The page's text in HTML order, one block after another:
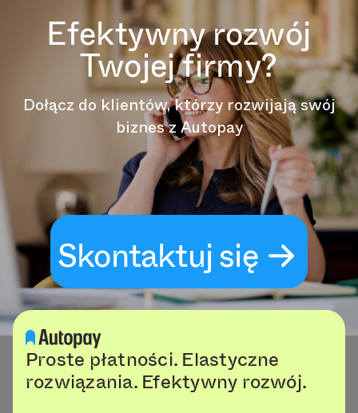
Efektywny rozwój
Twojej firmy?
Dołącz do klientów, którzy rozwijają swój
biznes z Autopay
Skontaktuj się
Proste płatności. Elastyczne
rozwiązania. Efektywny rozwój.